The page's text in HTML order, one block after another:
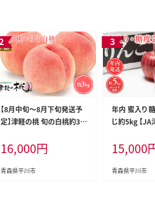
【8月中旬～8月下旬発送予
定】津軽の桃 旬の白桃約3k
16,000円
青森県平川市
年内 蜜入り
じ約5kg 【JA
15,000
青森県平川市